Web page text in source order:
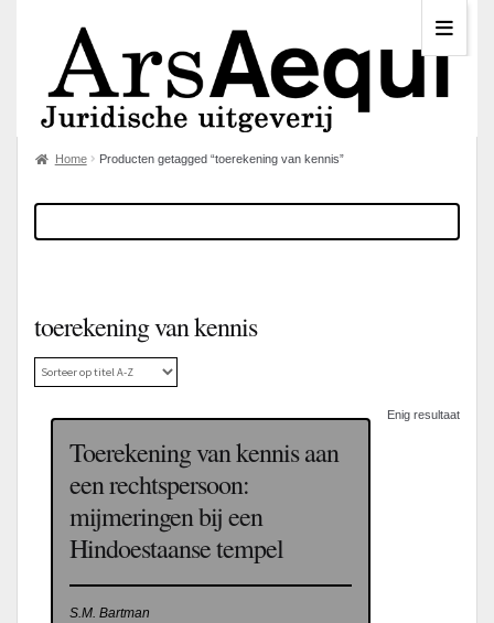
Home Producten getagged “toerekening van kennis”
toerekening van kennis
Enig resultaat
Toerekening van kennis aan
een rechtspersoon:
mijmeringen bij een
Hindoestaanse tempel
S.M. Bartman